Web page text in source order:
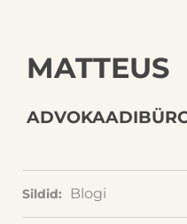
MATTEUS
Sildid: Blogi